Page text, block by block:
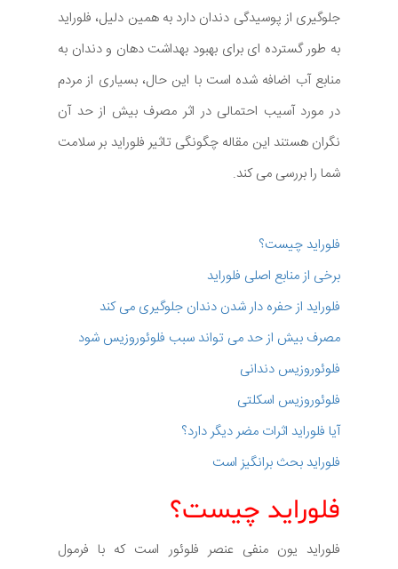
جلوگیری از پوسیدگی دندان دارد به همین دلیل، فلوراید
به طور گسترده ای برای بهبود بهداشت دهان و دندان به
منابع آب اضافه شده است با این حال، بسیاری از مردم
در مورد آسیب احتمالی در اثر مصرف بیش از حد آن
نگران هستند این مقاله چگونگی تاثیر فلوراید بر سلامت
شما را بررسی می کند.
فلوراید چیست؟
برخی از منابع اصلی فلوراید
فلوراید از حفره دار شدن دندان جلوگیری می کند
مصرف بیش از حد می تواند سبب فلوئوروزیس شود
فلوئوروزیس دندانی
فلوئوروزیس اسکلتی
آیا فلوراید اثرات مضر دیگر دارد؟
فلوراید بحث برانگیز است
فلوراید چیست؟
فلوراید یون منفی عنصر فلوئور است که با فرمول